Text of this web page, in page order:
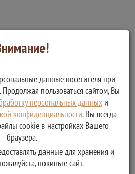
объекта
строительства, по реконструкции
осуществляемых с
(семейного) капитала
и градостроительной
проведение
(реконструкции) объекта
данные посетителя при
пользоваться сайтом, Вы
персональных данныхи
конфиденциальности. Вы всегда
cookie в настройках Вашего
браузера.
данные для хранения и
покиньте сайт.